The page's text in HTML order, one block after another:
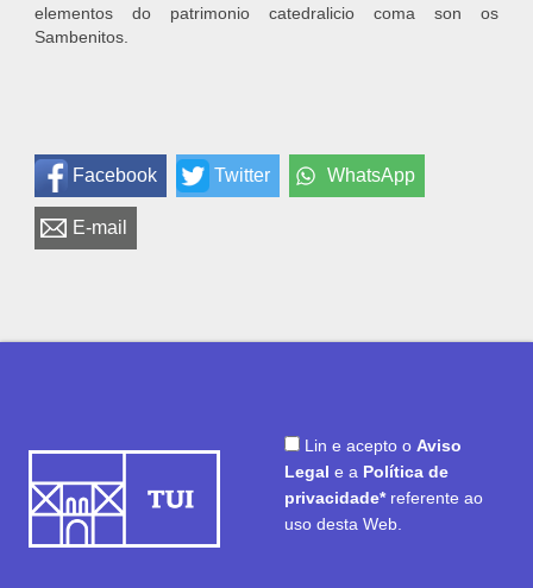
elementos do patrimonio catedralicio coma son os
Sambenitos.
Facebook Twitter WhatsApp
E-mail
Lin e acepto o Aviso
Legal e a Política de
privacidade* referente ao
uso desta Web.